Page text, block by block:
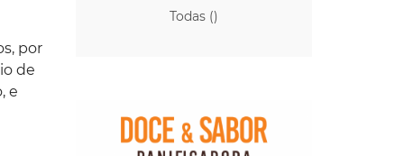
por
de
e
Todas ()